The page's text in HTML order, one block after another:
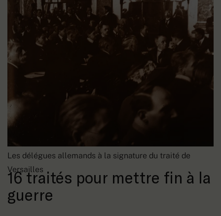
Les délégues allemands à la signature du traité de
Versailles
16 traités pour mettre fin à la
guerre